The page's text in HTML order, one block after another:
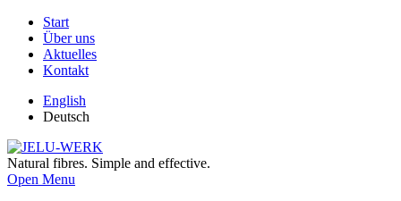
Start
Über uns
Aktuelles
Kontakt
English
Deutsch
Natural fibres. Simple and effective.
Open Menu